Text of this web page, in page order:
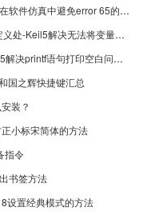
Keil5怎么在软件仿真中避免error 65-Keil5在软件仿真中避免error 65的方法
Keil5怎么解决无法将变量或函数Go To到定义处-Keil5解决无法将变量或函数Go To到定义处的方法
Keil5怎么解决printf语句打印空白问题-Keil5解决printf语句打印空白问题的方法
国之辉快捷键汇总
装？
小标宋简体的方法
指令
书签方法
设置经典模式的方法